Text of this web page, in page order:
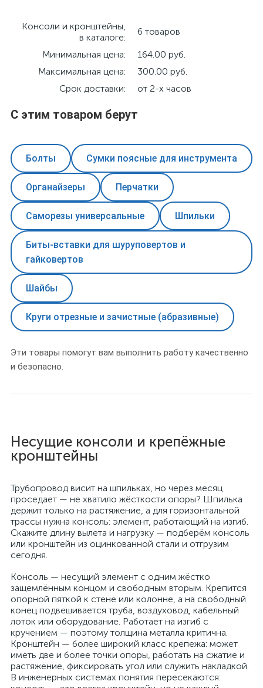
Консоли и кронштейны,
в каталоге:
6 товаров
Минимальная цена:
164.00 руб.
Максимальная цена:
300.00 руб.
Срок доставки:
от 2-х часов
С этим товаром берут
Болты Сумки поясные для инструмента
Органайзеры Перчатки
Саморезы универсальные Шпильки
Биты-вставки для шуруповертов и
гайковертов
Шайбы
Круги отрезные и зачистные (абразивные)
Эти товары помогут вам выполнить работу качественно
и безопасно.
Несущие консоли и крепёжные
кронштейны
Трубопровод висит на шпильках, но через месяц
проседает — не хватило жёсткости опоры? Шпилька
держит только на растяжение, а для горизонтальной
трассы нужна консоль: элемент, работающий на изгиб.
Скажите длину вылета и нагрузку — подберём консоль
или кронштейн из оцинкованной стали и отгрузим
сегодня.
Консоль — несущий элемент с одним жёстко
защемлённым концом и свободным вторым. Крепится
опорной пяткой к стене или колонне, а на свободный
конец подвешивается труба, воздуховод, кабельный
лоток или оборудование. Работает на изгиб с
кручением — поэтому толщина металла критична.
Кронштейн — более широкий класс крепежа: может
иметь две и более точки опоры, работать на сжатие и
растяжение, фиксировать угол или служить накладкой.
В инженерных системах понятия пересекаются: